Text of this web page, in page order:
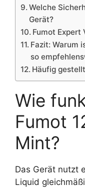
Welche
Gerät?
Fumot Expert
Fazit: Warum
so
Häufig
Wie
Fumot
Mint?
Das Gerät nutzt
Liquid